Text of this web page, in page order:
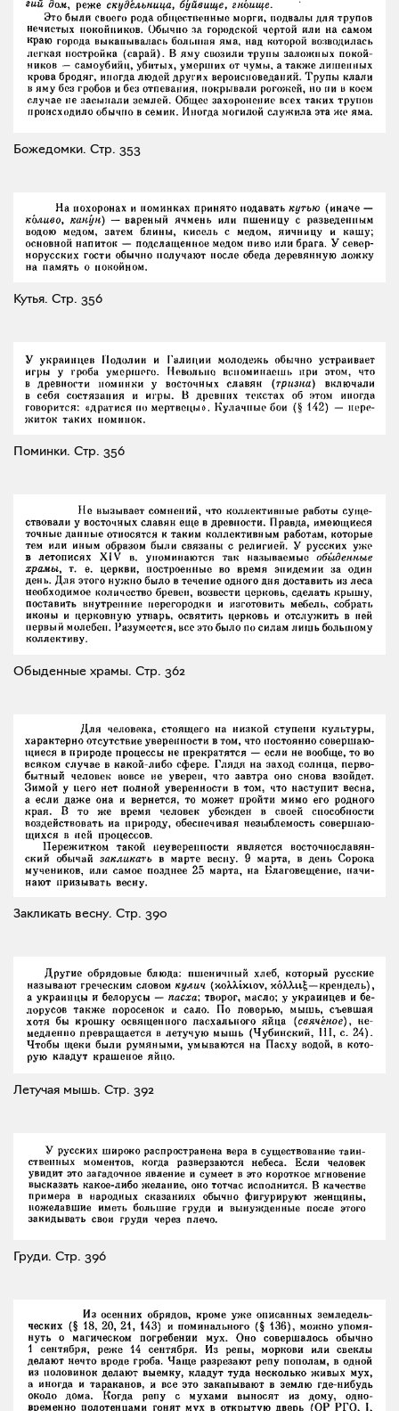
Божедомки. Стр. 353
Кутья. Стр. 356
Поминки. Стр. 356
Обыденные храмы. Стр. 362
Закликать весну. Стр. 390
Летучая мышь. Стр. 392
Груди. Стр. 396